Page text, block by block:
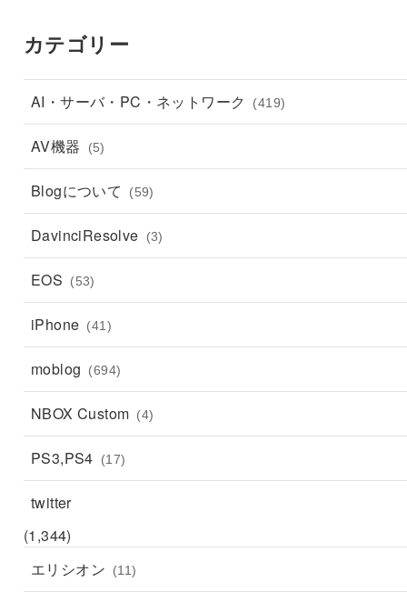
カテゴリー
AI・サーバ・PC・ネットワーク (419)
AV機器 (5)
Blogについて (59)
DavinciResolve (3)
EOS (53)
iPhone (41)
moblog (694)
NBOX Custom (4)
PS3,PS4 (17)
twitter
(1,344)
エリシオン
(11)